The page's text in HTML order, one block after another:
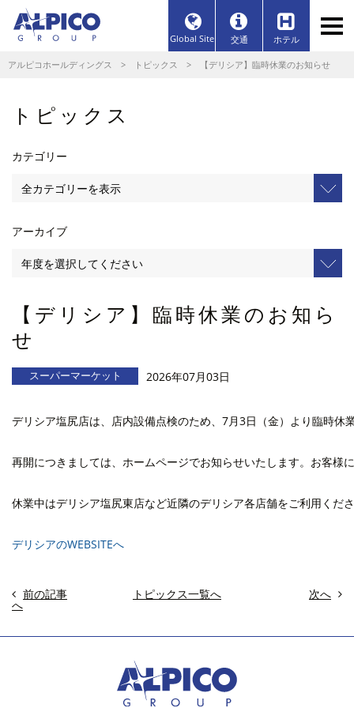
Global Site 交通 ホテル
アルピコホールディングス > トピックス > 【デリシア】臨時休業のお知らせ
トピックス
カテゴリー
アーカイブ
【デリシア】臨時休業のお知ら
せ
スーパーマーケット 2026年07月03日
デリシア塩尻店は、店内設備点検のため、7月3日（金）より臨時休
再開につきましては、ホームページでお知らせいたします。お客様
休業中はデリシア塩尻東店など近隣のデリシア各店舗をご利用くだ
デリシアのWEBSITEへ
前の記事
へ
トピックス一覧へ 次へ